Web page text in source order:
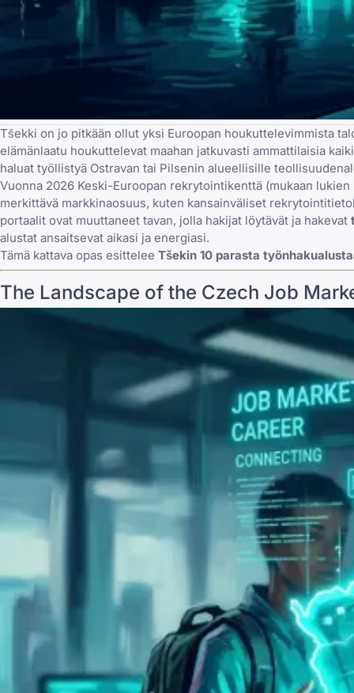
Tšekki on jo pitkään ollut yksi Euroopan houkuttelevimmista
elämänlaatu houkuttelevat maahan jatkuvasti ammattilaisia
haluat työllistyä Ostravan tai Pilsenin alueellisille
Vuonna 2026 Keski-Euroopan rekrytointikenttä (mukaan
merkittävä markkinaosuus, kuten kansainväliset
portaalit ovat muuttaneet tavan, jolla hakijat löytävät ja hakevat
alustat ansaitsevat aikasi ja energiasi.
Tämä kattava opas esittelee Tšekin 10 parasta
The Landscape of the Czech Job